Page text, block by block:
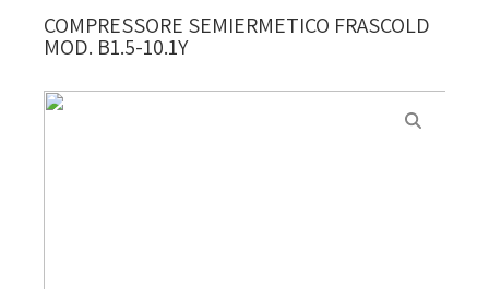
COMPRESSORE SEMIERMETICO FRASCOLD
MOD. B1.5-10.1Y